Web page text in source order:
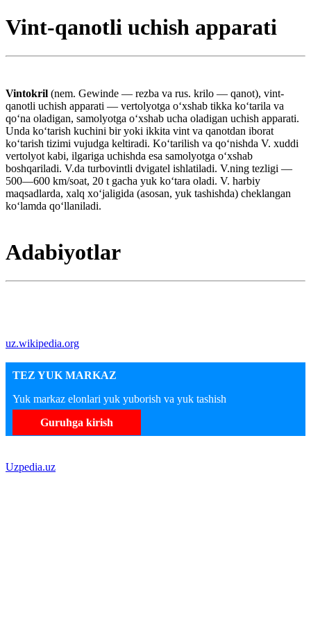
Vint-qanotli uchish apparati
Vintokril (nem. Gewinde — rezba va rus. krilo — qanot), vint-
qanotli uchish apparati — vertolyotga oʻxshab tikka koʻtarila va
qoʻna oladigan, samolyotga oʻxshab ucha oladigan uchish apparati.
Unda koʻtarish kuchini bir yoki ikkita vint va qanotdan iborat
koʻtarish tizimi vujudga keltiradi. Koʻtarilish va qoʻnishda V. xuddi
vertolyot kabi, ilgariga uchishda esa samolyotga oʻxshab
boshqariladi. V.da turbovintli dvigatel ishlatiladi. V.ning tezligi —
500—600 km/soat, 20 t gacha yuk koʻtara oladi. V. harbiy
maqsadlarda, xalq xoʻjaligida (asosan, yuk tashishda) cheklangan
koʻlamda qoʻllaniladi.
Adabiyotlar
uz.wikipedia.org
TEZ YUK MARKAZ
Yuk markaz elonlari yuk yuborish va yuk tashish
Guruhga kirish
Uzpedia.uz